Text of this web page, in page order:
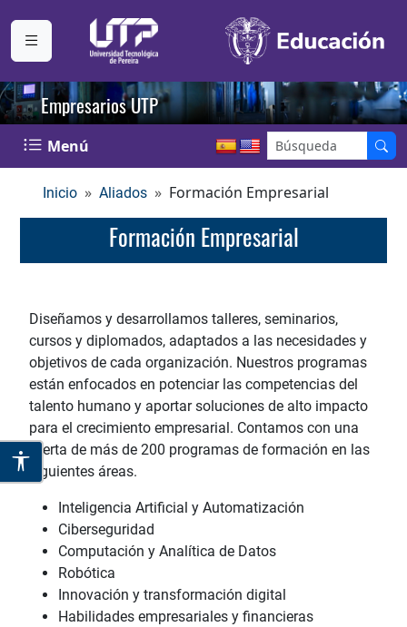
Empresarios UTP
Menú
Inicio Aliados Formación Empresarial
Formación Empresarial
Diseñamos y desarrollamos talleres, seminarios,
cursos y diplomados, adaptados a las necesidades y
objetivos de cada organización. Nuestros programas
están enfocados en potenciar las competencias del
talento humano y aportar soluciones de alto impacto
para el crecimiento empresarial. Contamos con una
oferta de más de 200 programas de formación en las
siguientes áreas.
Inteligencia Artificial y Automatización
Ciberseguridad
Computación y Analítica de Datos
Robótica
Innovación y transformación digital
Habilidades empresariales y financieras